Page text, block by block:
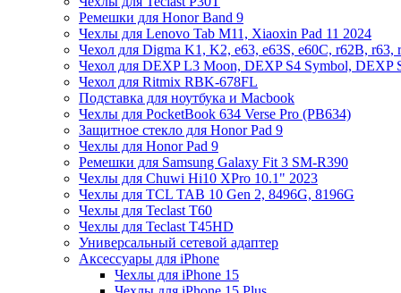
Ремешки для Honor Band 9
Чехлы для Lenovo Tab M11, Xiaoxin Pad 11 2024
Чехол для Digma K1, K2, e63, e63S, e60C, r62B, r63,
Чехол для DEXP L3 Moon, DEXP S4 Symbol, DEXP
Чехол для Ritmix RBK-678FL
Подставка для ноутбука и Macbook
Чехлы для PocketBook 634 Verse Pro (PB634)
Защитное стекло для Honor Pad 9
Чехлы для Honor Pad 9
Ремешки для Samsung Galaxy Fit 3 SM-R390
Чехлы для Chuwi Hi10 XPro 10.1" 2023
Чехлы для TCL TAB 10 Gen 2, 8496G, 8196G
Чехлы для Teclast T60
Чехлы для Teclast T45HD
Универсальный сетевой адаптер
Аксессуары для iPhone
Чехлы для iPhone 15